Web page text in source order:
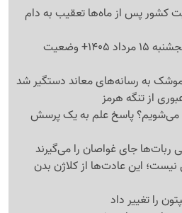
کشور پس از ماه‌ها تعقیب به دام
وضعیت آب و هوا امروز پنجشنبه 15 مرداد 1405+ وضعیت
موشک به رسانه‌های معاند دستگیر شد
از تنگه هرمز
می‌شویم؟ پاسخ علم به یک پرسش
ربات‌ها جای غواصان را می‌گیرند
این عادت‌ها از کلاژن بدن
را تغییر داد